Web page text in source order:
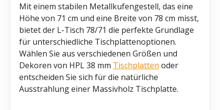
Mit einem stabilen Metallkufengestell, das eine
Höhe von 71 cm und eine Breite von 78 cm misst,
bietet der L-Tisch 78/71 die perfekte Grundlage
für unterschiedliche Tischplattenoptionen.
Wählen Sie aus verschiedenen Größen und
Dekoren von HPL 38 mm Tischplatten oder
entscheiden Sie sich für die natürliche
Ausstrahlung einer Massivholz Tischplatte.